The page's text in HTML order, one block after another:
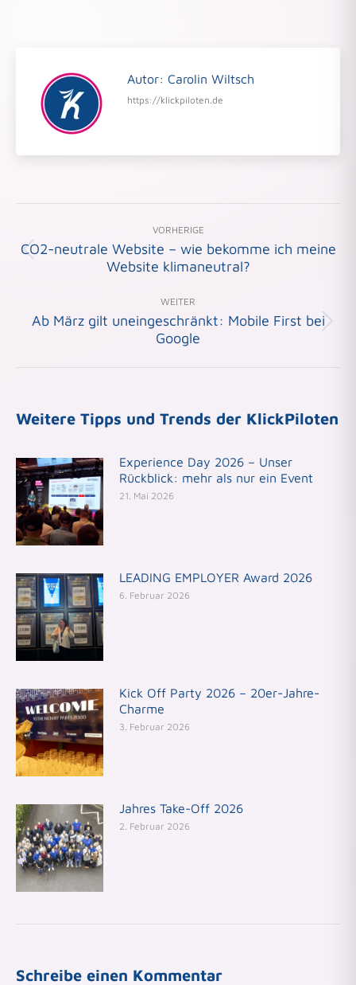
Autor: Carolin Wiltsch
https://klickpiloten.de
VORHERIGE
Vorheriger
Beitrag:
CO2-neutrale Website – wie bekomme ich meine
Website klimaneutral?
WEITER
Nächster
Beitrag:
Ab März gilt uneingeschränkt: Mobile First bei
Google
Weitere Tipps und Trends der KlickPiloten
Experience Day 2026 – Unser
Rückblick: mehr als nur ein Event
21. Mai 2026
LEADING EMPLOYER Award 2026
6. Februar 2026
Kick Off Party 2026 – 20er-Jahre-
Charme
3. Februar 2026
Jahres Take-Off 2026
2. Februar 2026
Schreibe einen Kommentar